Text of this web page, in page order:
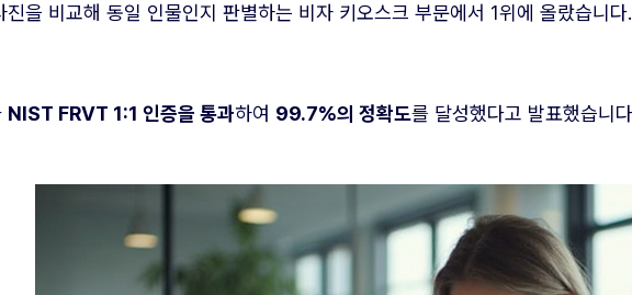
을 비교해 동일 인물인지 판별하는 비자 키오스크 부문에서 1위에 올랐습니다.
NIST FRVT 1:1 인증을 통과하여 99.7%의 정확도를 달성했다고 발표했습니